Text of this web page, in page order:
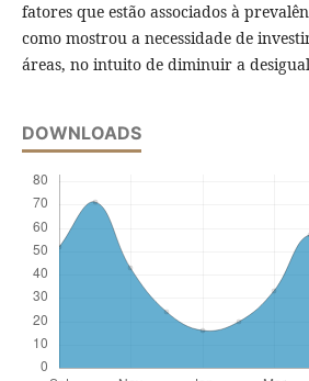
fatores que estão associados à
como mostrou a necessidade de
áreas, no intuito de diminuir a
DOWNLOADS